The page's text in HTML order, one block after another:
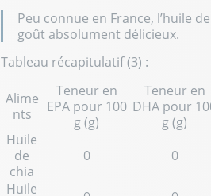
Peu connue en France, l’huile
goût absolument délicieux.
Tableau récapitulatif (3) :
Alime
nts
Teneur en
EPA pour 100
g (g)
Teneur en
DHA pour
g (g)
Huile
de
chia
0 0
Huile